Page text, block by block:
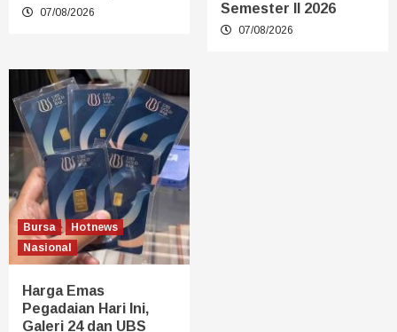
07/08/2026
Semester II 2026
07/08/2026
Bursa
Hotnews
Nasional
Harga Emas
Pegadaian Hari Ini,
Galeri 24 dan UBS